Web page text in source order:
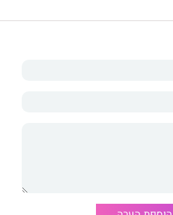
לבין גופי.